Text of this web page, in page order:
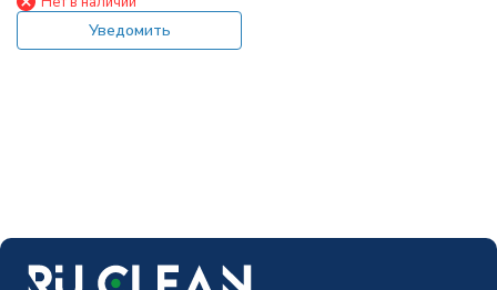
Уведомить